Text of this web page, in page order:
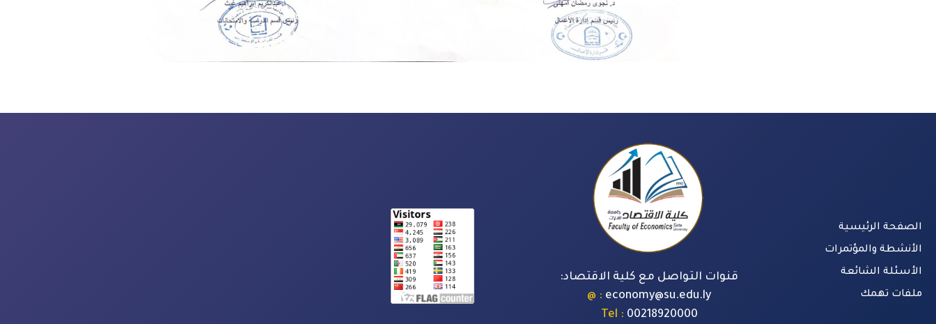
الصفحة الرئيسية
الأنشطة والمؤتمرات
الأسئلة الشائعة
ملفات تهمك
قنوات التواصل مع كلية الاقتصاد:
economy@su.edu.ly
: @
00218920000
: Tel